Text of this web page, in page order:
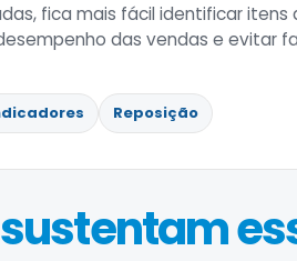
fica mais fácil identificar itens
das vendas e evitar
Reposição